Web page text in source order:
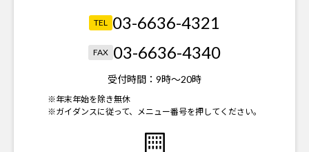
TEL 03-6636-4321
FAX 03-6636-4340
受付時間： 9時～20時
※年末年始を除き無休
※ガイダンスに従って、メニュー番号を押してください。